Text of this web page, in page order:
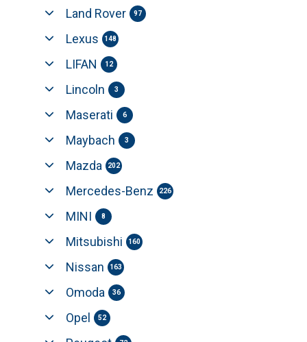
Land Rover 97
Lexus 148
LIFAN 12
Lincoln 3
Maserati 6
Maybach 3
Mazda 202
Mercedes-Benz 226
MINI 8
Mitsubishi 160
Nissan 163
Omoda 36
Opel 52